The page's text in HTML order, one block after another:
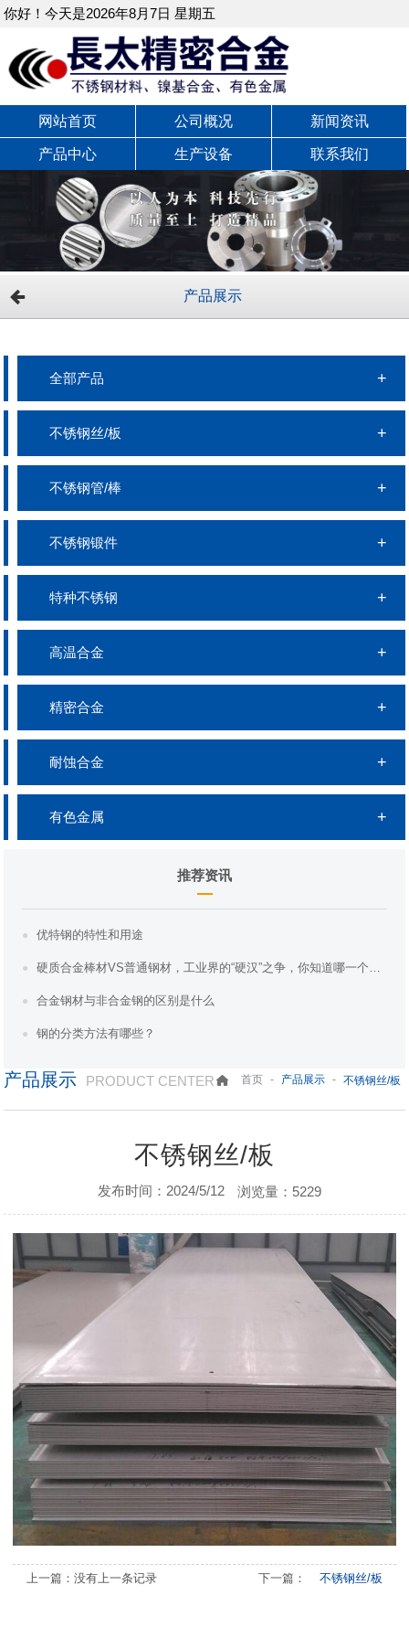
你好！今天是2026年8月7日 星期五
网站首页 公司概况 新闻资讯
产品中心 生产设备 联系我们
产品展示
全部产品
不锈钢丝/板
不锈钢管/棒
不锈钢锻件
特种不锈钢
高温合金
精密合金
耐蚀合金
有色金属
推荐资讯
优特钢的特性和用途
硬质合金棒材VS普通钢材，工业界的“硬汉”之争，你知道哪一个更胜一筹吗？
合金钢材与非合金钢的区别是什么
钢的分类方法有哪些？
产品展示 PRODUCT CENTER 首页 - 产品展示 - 不锈钢丝/板
不锈钢丝/板
发布时间：2024/5/12 浏览量：5229
上一篇：没有上一条记录 下一篇： 不锈钢丝/板